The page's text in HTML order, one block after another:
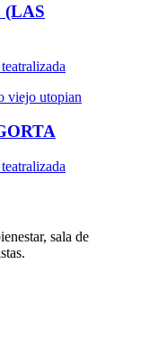
(LAS
sala de